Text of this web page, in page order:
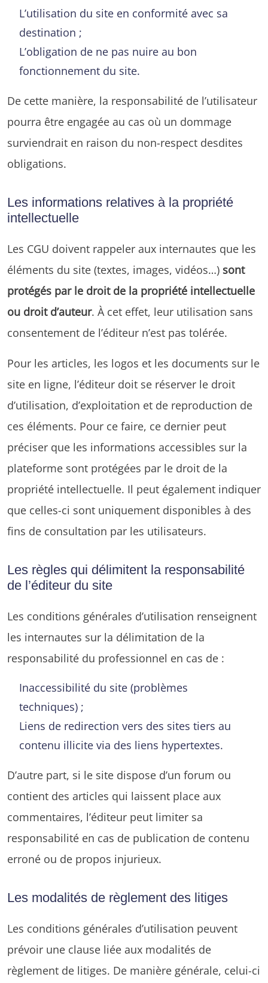
L’utilisation du site en conformité avec sa
destination ;
L’obligation de ne pas nuire au bon
fonctionnement du site.
De cette manière, la responsabilité de l’utilisateur
pourra être engagée au cas où un dommage
surviendrait en raison du non-respect desdites
obligations.
Les informations relatives à la propriété
intellectuelle
Les CGU doivent rappeler aux internautes que les
éléments du site (textes, images, vidéos…) sont
protégés par le droit de la propriété intellectuelle
ou droit d’auteur. À cet effet, leur utilisation sans
consentement de l’éditeur n’est pas tolérée.
Pour les articles, les logos et les documents sur le
site en ligne, l’éditeur doit se réserver le droit
d’utilisation, d’exploitation et de reproduction de
ces éléments. Pour ce faire, ce dernier peut
préciser que les informations accessibles sur la
plateforme sont protégées par le droit de la
propriété intellectuelle. Il peut également indiquer
que celles-ci sont uniquement disponibles à des
fins de consultation par les utilisateurs.
Les règles qui délimitent la responsabilité
de l’éditeur du site
Les conditions générales d’utilisation renseignent
les internautes sur la délimitation de la
responsabilité du professionnel en cas de :
Inaccessibilité du site (problèmes
techniques) ;
Liens de redirection vers des sites tiers au
contenu illicite via des liens hypertextes.
D’autre part, si le site dispose d’un forum ou
contient des articles qui laissent place aux
commentaires, l’éditeur peut limiter sa
responsabilité en cas de publication de contenu
erroné ou de propos injurieux.
Les modalités de règlement des litiges
Les conditions générales d’utilisation peuvent
prévoir une clause liée aux modalités de
règlement de litiges. De manière générale, celui-ci